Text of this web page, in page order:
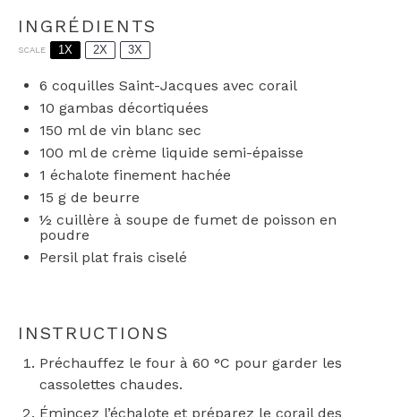
INGRÉDIENTS
SCALE 1X 2X 3X
6 coquilles Saint-Jacques avec corail
10 gambas décortiquées
150 ml de vin blanc sec
100 ml de crème liquide semi-épaisse
1 échalote finement hachée
15 g de beurre
½ cuillère à soupe de fumet de poisson en
poudre
Persil plat frais ciselé
INSTRUCTIONS
Préchauffez le four à 60 °C pour garder les
cassolettes chaudes.
Émincez l’échalote et préparez le corail des